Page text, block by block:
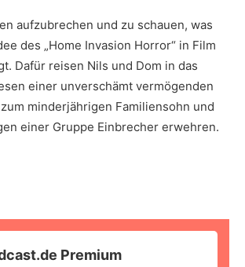
aufzubrechen und zu schauen, was
des „Home Invasion Horror“ in Film
Dafür reisen Nils und Dom in das
einer unverschämt vermögenden
minderjährigen Familiensohn und
einer Gruppe Einbrecher erwehren.
Premium